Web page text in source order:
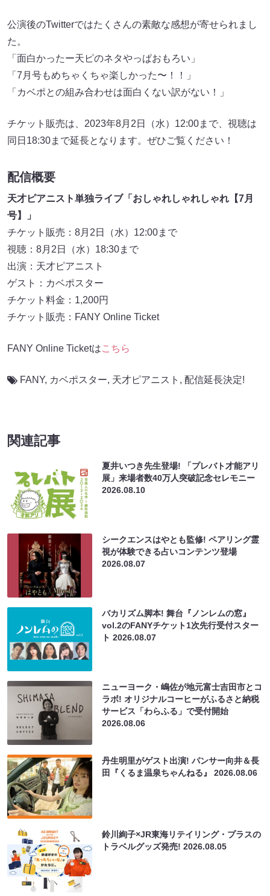
公演後のTwitterではたくさんの素敵な感想が寄せられまし
た。
「面白かったー天ピのネタやっぱおもろい」
「7月号もめちゃくちゃ楽しかった〜！！」
「カベポとの組み合わせは面白くない訳がない！」
チケット販売は、2023年8月2日（水）12:00まで、視聴は
同日18:30まで延長となります。ぜひご覧ください！
配信概要
天才ピアニスト単独ライブ「おしゃれしゃれしゃれ【7月
号】」
チケット販売：8月2日（水）12:00まで
視聴：8月2日（水）18:30まで
出演：天才ピアニスト
ゲスト：カベポスター
チケット料金：1,200円
チケット販売：FANY Online Ticket
FANY Online Ticketはこちら
FANY, カベポスター, 天才ピアニスト , 配信延長決定!
関連記事
夏井いつき先生登場! 「プレバト才能アリ
展」来場者数40万人突破記念セレモニー
2026.08.10
シークエンスはやとも監修! ペアリング霊
視が体験できる占いコンテンツ登場
2026.08.07
バカリズム脚本! 舞台『ノンレムの窓』
vol.2のFANYチケット1次先行受付スター
ト2026.08.07
ニューヨーク・嶋佐が地元富士吉田市とコ
ラボ! オリジナルコーヒーがふるさと納税
サービス「わらふる」で受付開始
2026.08.06
丹生明里がゲスト出演! パンサー向井＆長
田『くるま温泉ちゃんねる』2026.08.06
鈴川絢子×JR東海リテイリング・プラスの
トラベルグッズ発売!2026.08.05